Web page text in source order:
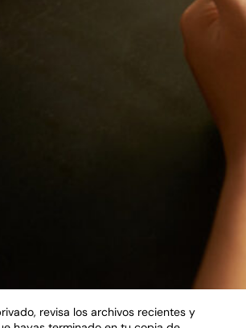
revisa los archivos recientes y